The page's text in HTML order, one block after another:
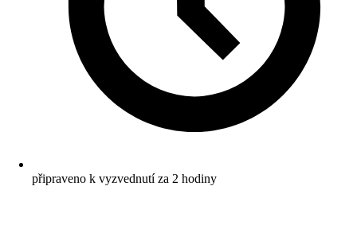
připraveno k vyzvednutí za 2 hodiny